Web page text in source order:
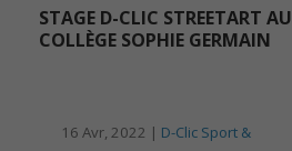
STAGE D-CLIC STREETART AU
COLLÈGE SOPHIE GERMAIN
16 Avr, 2022 | D-Clic Sport &